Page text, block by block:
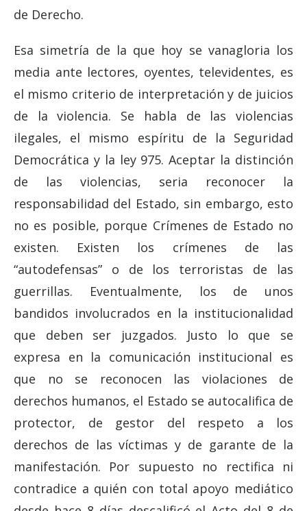
de Derecho.
Esa simetría de la que hoy se vanagloria los
media ante lectores, oyentes, televidentes, es
el mismo criterio de interpretación y de juicios
de la violencia. Se habla de las violencias
ilegales, el mismo espíritu de la Seguridad
Democrática y la ley 975. Aceptar la distinción
de las violencias, seria reconocer la
responsabilidad del Estado, sin embargo, esto
no es posible, porque Crímenes de Estado no
existen. Existen los crímenes de las
“autodefensas” o de los terroristas de las
guerrillas. Eventualmente, los de unos
bandidos involucrados en la institucionalidad
que deben ser juzgados. Justo lo que se
expresa en la comunicación institucional es
que no se reconocen las violaciones de
derechos humanos, el Estado se autocalifica de
protector, de gestor del respeto a los
derechos de las víctimas y de garante de la
manifestación. Por supuesto no rectifica ni
contradice a quién con total apoyo mediático